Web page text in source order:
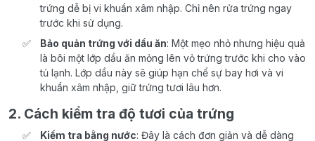
trứng dễ bị vi khuẩn xâm nhập. Chỉ nên rửa trứng ngay
trước khi sử dụng.
Bảo quản trứng với dầu ăn: Một mẹo nhỏ nhưng hiệu quả
là bôi một lớp dầu ăn mỏng lên vỏ trứng trước khi cho vào
tủ lạnh. Lớp dầu này sẽ giúp hạn chế sự bay hơi và vi
khuẩn xâm nhập, giữ trứng tươi lâu hơn.
2. Cách kiểm tra độ tươi của trứng
Kiểm tra bằng nước: Đây là cách đơn giản và dễ dàng